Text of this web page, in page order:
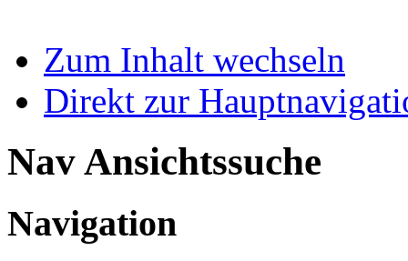
Zum Inhalt wechseln
Direkt zur
Nav Ansichtssuche
Navigation